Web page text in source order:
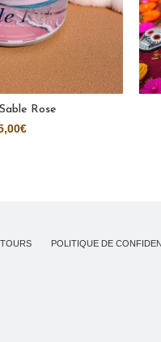
AU PANIER
Rose
€
POLITIQUE DE